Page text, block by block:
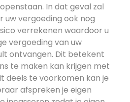
In dat geval zal
uw vergoeding ook nog
verrekenen waardoor u
vergoeding van uw
ontvangen. Dit betekent
te maken kan krijgen met
deels te voorkomen kan je
afspreken je eigen